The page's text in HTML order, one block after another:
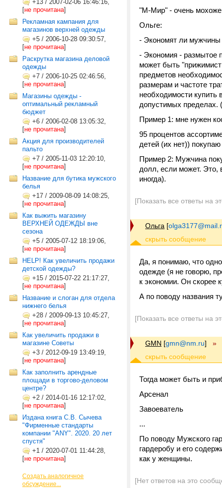
+13 / 2007-02-06 16:46:16,
[не прочитана]
Рекламная кампания для
магазинов верхней одежды
+5 / 2006-10-28 09:30:57,
[не прочитана]
Раскрутка магазина деловой
одежды
+7 / 2006-10-25 02:46:56,
[не прочитана]
Магазины одежды -
оптимальный рекламный
бюджет
+6 / 2006-02-08 13:05:32,
[не прочитана]
Акция для производителей
пальто
+7 / 2005-11-03 12:20:10,
[не прочитана]
Название для бутика мужского
белья
+17 / 2009-08-09 14:08:25,
[не прочитана]
Как выжить магазину
ВЕРХНЕЙ ОДЕЖДЫ вне
сезона
+5 / 2005-07-12 18:19:06,
[не прочитана]
HELP! Как увеличить продажи
детской одежды?
+15 / 2015-07-22 21:17:27,
[не прочитана]
Название и слоган для отдела
нижнего белья
+28 / 2009-09-13 10:45:27,
[не прочитана]
Как увеличить продажи в
магазине Советы
+3 / 2012-09-19 13:49:19,
[не прочитана]
Как заполнить арендные
площади в торгово-деловом
центре?
+2 / 2014-01-16 12:17:02,
[не прочитана]
Издана книга С.В. Сычева
"Фирменные стандарты
компании "ANY". 2020. 20 лет
спустя"
+1 / 2020-07-01 11:44:28,
[не прочитана]
Создать аналогичное
обсуждение...
"М-Мир" - очень мохоже
Ольге:
- Экономят ли мужчины
- Экономия - размытое
может быть
предметов
размерам и частоте
необходимости купить
допустимых пределах.
Пример 1: мне нужен
95 процентов
детей (их нет))
Пример 2: Мужчина
долл, если может. Это,
иногда).
[Показать все ответы на
Ольга [
Да, я понимаю, что
одежде (я не говорю,
к экономии. Он скорее
А по поводу названия
[Показать все ответы на
GMN [gmn@nm.ru] »
Тогда может быть и
Арсенал
Завоеватель
...
По поводу Мужского
гардеробу и его
как у женщины.
[Нет ответов на это